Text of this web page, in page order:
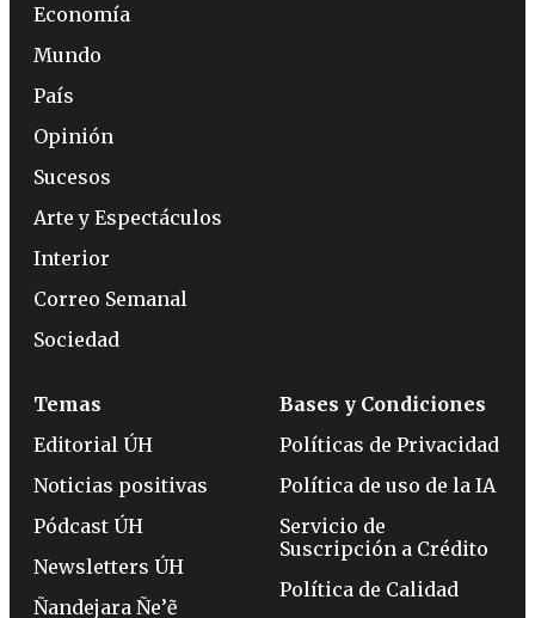
Economía
Mundo
País
Opinión
Sucesos
Arte y Espectáculos
Interior
Correo Semanal
Sociedad
Temas
Editorial ÚH
Noticias positivas
Pódcast ÚH
Newsletters ÚH
Ñandejara Ñe’ẽ
Bases y Condiciones
Políticas de Privacidad
Política de uso de la IA
Servicio de
Suscripción a Crédito
Política de Calidad